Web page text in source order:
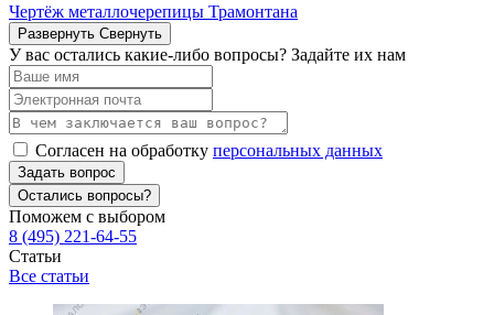
Чертёж металлочерепицы Трамонтана
Развернуть Свернуть
У вас остались какие-либо вопросы? Задайте их нам
Согласен на обработку персональных данных
Задать вопрос
Остались вопросы?
Поможем с выбором
8 (495) 221-64-55
Статьи
Все статьи